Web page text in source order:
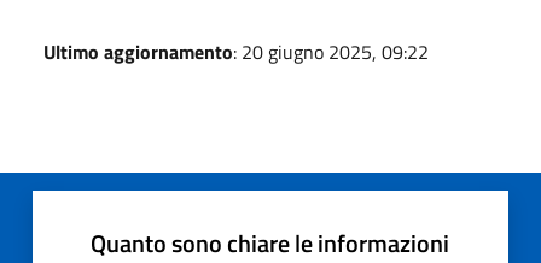
Ultimo aggiornamento: 20 giugno 2025, 09:22
Quanto sono chiare le informazioni